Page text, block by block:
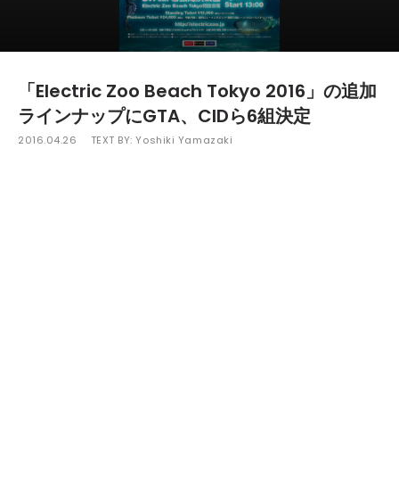
「Electric Zoo Beach Tokyo 2016」の追加
ラインナップにGTA、CIDら6組決定
2016.04.26 TEXT BY:Yoshiki Yamazaki